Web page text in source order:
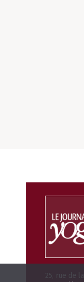
25, rue de